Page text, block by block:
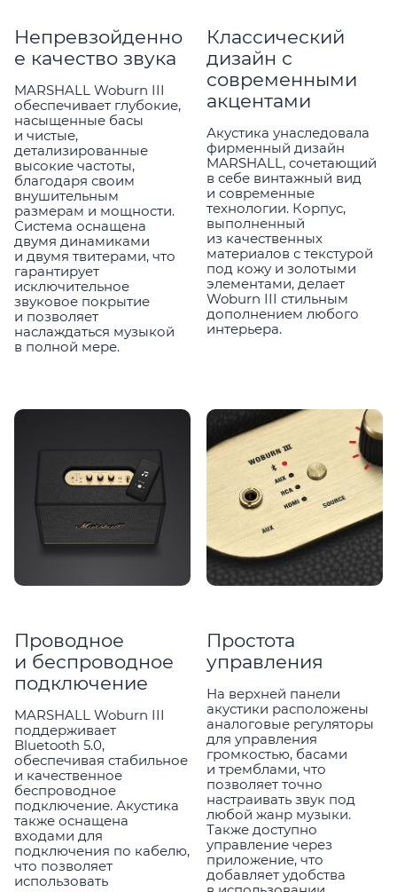
Непревзойденно
е качество звука
MARSHALL Woburn III
обеспечивает глубокие,
насыщенные басы
и чистые,
детализированные
высокие частоты,
благодаря своим
внушительным
размерам и мощности.
Система оснащена
двумя динамиками
и двумя твитерами, что
гарантирует
исключительное
звуковое покрытие
и позволяет
наслаждаться музыкой
в полной мере.
Классический
дизайн с
современными
акцентами
Акустика унаследовала
фирменный дизайн
MARSHALL, сочетающий
в себе винтажный вид
и современные
технологии. Корпус,
выполненный
из качественных
материалов с текстурой
под кожу и золотыми
элементами, делает
Woburn III стильным
дополнением любого
интерьера.
Проводное
и беспроводное
подключение
MARSHALL Woburn III
поддерживает
Bluetooth 5.0,
обеспечивая стабильное
и качественное
беспроводное
подключение. Акустика
также оснащена
входами для
подключения по кабелю,
что позволяет
использовать
Простота
управления
На верхней панели
акустики расположены
аналоговые регуляторы
для управления
громкостью, басами
и тремблами, что
позволяет точно
настраивать звук под
любой жанр музыки.
Также доступно
управление через
приложение, что
добавляет удобства